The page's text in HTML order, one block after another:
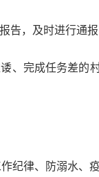
告，及时进行通
、完成任务差的
纪律、防溺水、